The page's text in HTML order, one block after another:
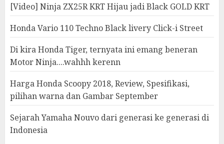
[Video] Ninja ZX25R KRT Hijau jadi Black GOLD KRT
Honda Vario 110 Techno Black livery Click-i Street
Di kira Honda Tiger, ternyata ini emang beneran
Motor Ninja....wahhh kerenn
Harga Honda Scoopy 2018, Review, Spesifikasi,
pilihan warna dan Gambar September
Sejarah Yamaha Nouvo dari generasi ke generasi di
Indonesia